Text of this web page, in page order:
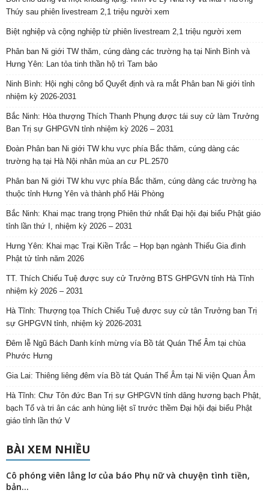
Thúy sau phiên livestream 2,1 triệu người xem
Biệt nghiệp và cộng nghiệp từ phiên livestream 2,1 triệu người xem
Phân ban Ni giới TW thăm, cúng dàng các trường hạ tại Ninh Bình và
Hưng Yên: Lan tỏa tinh thần hộ trì Tam bảo
Ninh Bình: Hội nghị công bố Quyết định và ra mắt Phân ban Ni giới tỉnh
nhiệm kỳ 2026-2031
Bắc Ninh: Hòa thượng Thích Thanh Phụng được tái suy cử làm Trưởng
Ban Trị sự GHPGVN tỉnh nhiệm kỳ 2026 – 2031
Đoàn Phân ban Ni giới TW khu vực phía Bắc thăm, cúng dàng các
trường hạ tại Hà Nội nhân mùa an cư PL.2570
Phân ban Ni giới TW khu vực phía Bắc thăm, cúng dàng các trường hạ
thuộc tỉnh Hưng Yên và thành phố Hải Phòng
Bắc Ninh: Khai mạc trang trọng Phiên thứ nhất Đại hội đại biểu Phật giáo
tỉnh lần thứ I, nhiệm kỳ 2026 – 2031
Hưng Yên: Khai mạc Trại Kiền Trắc – Họp bạn ngành Thiếu Gia đình
Phật tử tỉnh năm 2026
TT. Thích Chiếu Tuệ được suy cử Trưởng BTS GHPGVN tỉnh Hà Tĩnh
nhiệm kỳ 2026 – 2031
Hà Tĩnh: Thượng tọa Thích Chiếu Tuệ được suy cử tân Trưởng ban Trị
sự GHPGVN tỉnh, nhiệm kỳ 2026-2031
Đêm lễ Ngũ Bách Danh kính mừng vía Bồ tát Quán Thế Âm tại chùa
Phước Hưng
Gia Lai: Thiêng liêng đêm vía Bồ tát Quán Thế Âm tại Ni viện Quan Âm
Hà Tĩnh: Chư Tôn đức Ban Trị sự GHPGVN tỉnh dâng hương bạch Phật,
bạch Tổ và tri ân các anh hùng liệt sĩ trước thềm Đại hội đại biểu Phật
giáo tỉnh lần thứ V
BÀI XEM NHIỀU
Cô phóng viên lẳng lơ của báo Phụ nữ và chuyện tình tiền,
bản...